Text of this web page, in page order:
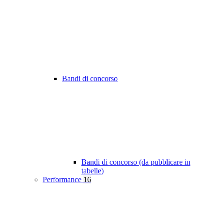
Bandi di concorso
Bandi di concorso (da pubblicare in
tabelle)
Performance 16